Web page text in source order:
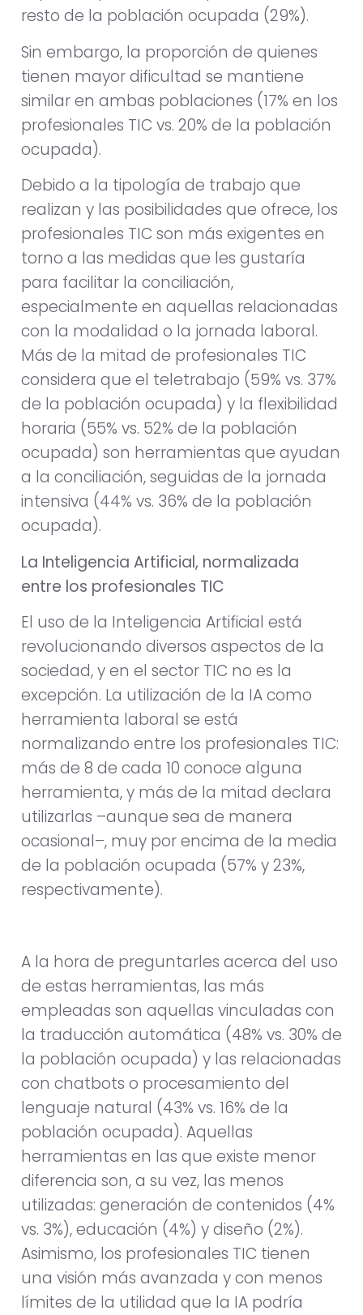
resto de la población ocupada (29%).
Sin embargo, la proporción de quienes
tienen mayor dificultad se mantiene
similar en ambas poblaciones (17% en los
profesionales TIC vs. 20% de la población
ocupada).
Debido a la tipología de trabajo que
realizan y las posibilidades que ofrece, los
profesionales TIC son más exigentes en
torno a las medidas que les gustaría
para facilitar la conciliación,
especialmente en aquellas relacionadas
con la modalidad o la jornada laboral.
Más de la mitad de profesionales TIC
considera que el teletrabajo (59% vs. 37%
de la población ocupada) y la flexibilidad
horaria (55% vs. 52% de la población
ocupada) son herramientas que ayudan
a la conciliación, seguidas de la jornada
intensiva (44% vs. 36% de la población
ocupada).
La Inteligencia Artificial, normalizada
entre los profesionales TIC
El uso de la Inteligencia Artificial está
revolucionando diversos aspectos de la
sociedad, y en el sector TIC no es la
excepción. La utilización de la IA como
herramienta laboral se está
normalizando entre los profesionales TIC:
más de 8 de cada 10 conoce alguna
herramienta, y más de la mitad declara
utilizarlas –aunque sea de manera
ocasional–, muy por encima de la media
de la población ocupada (57% y 23%,
respectivamente).
A la hora de preguntarles acerca del uso
de estas herramientas, las más
empleadas son aquellas vinculadas con
la traducción automática (48% vs. 30% de
la población ocupada) y las relacionadas
con chatbots o procesamiento del
lenguaje natural (43% vs. 16% de la
población ocupada). Aquellas
herramientas en las que existe menor
diferencia son, a su vez, las menos
utilizadas: generación de contenidos (4%
vs. 3%), educación (4%) y diseño (2%).
Asimismo, los profesionales TIC tienen
una visión más avanzada y con menos
límites de la utilidad que la IA podría